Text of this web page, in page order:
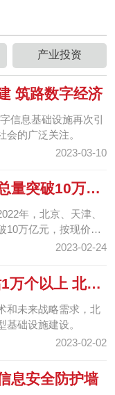
产业投资
筑路数字经济
信息基础设施再次引
会的广泛关注。
2023-03-10
量突破10万亿
年，北京、天津、
10万亿元，按现价计
倍，区域整体实力迈
2023-02-24
万个以上 北京
方面任务
和未来战略需求，北
基础设施建设。
2023-02-02
息安全防护墙